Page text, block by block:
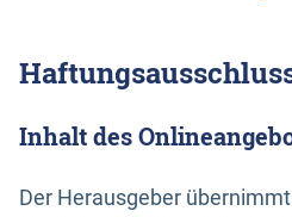
Inhalt des
Der Herausgeber